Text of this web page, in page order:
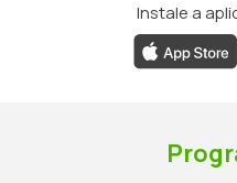
Instale a